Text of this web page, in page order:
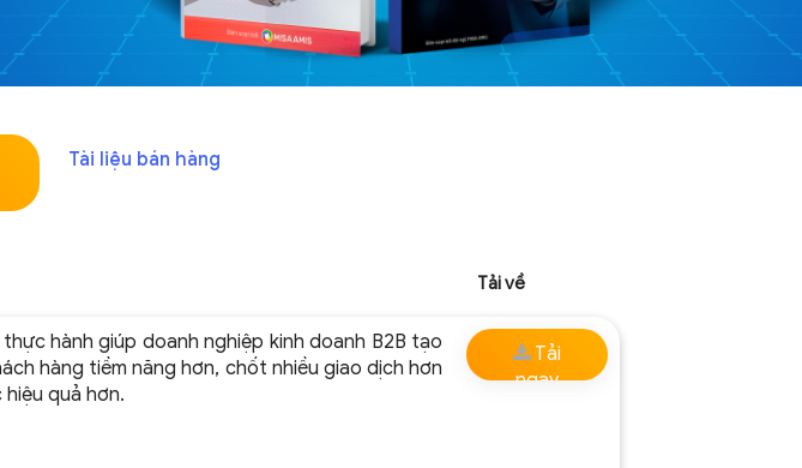
Tài liệu bán hàng
Tải về
hành giúp doanh nghiệp kinh doanh B2B tạo
hàng tiềm năng hơn, chốt nhiều giao dịch hơn
hiệu quả hơn.
Tải
ngay